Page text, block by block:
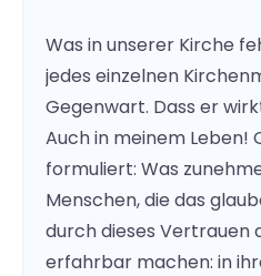
Was in unserer Kirche
jedes einzelnen
Gegenwart. Dass er
Auch in meinem Leben!
formuliert: Was
Menschen, die das
durch dieses Vertrauen
erfahrbar machen: in